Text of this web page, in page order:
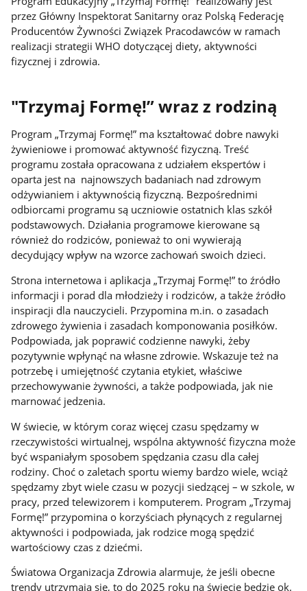
przez Główny Inspektorat Sanitarny oraz Polską Federację
Producentów Żywności Związek Pracodawców w ramach
realizacji strategii WHO dotyczącej diety, aktywności
fizycznej i zdrowia.
"Trzymaj Formę!” wraz z rodziną
Program „Trzymaj Formę!” ma kształtować dobre nawyki
żywieniowe i promować aktywność fizyczną. Treść
programu została opracowana z udziałem ekspertów i
oparta jest na najnowszych badaniach nad zdrowym
odżywianiem i aktywnością fizyczną. Bezpośrednimi
odbiorcami programu są uczniowie ostatnich klas szkół
podstawowych. Działania programowe kierowane są
również do rodziców, ponieważ to oni wywierają
decydujący wpływ na wzorce zachowań swoich dzieci.
Strona internetowa i aplikacja „Trzymaj Formę!” to źródło
informacji i porad dla młodzieży i rodziców, a także źródło
inspiracji dla nauczycieli. Przypomina m.in. o zasadach
zdrowego żywienia i zasadach komponowania posiłków.
Podpowiada, jak poprawić codzienne nawyki, żeby
pozytywnie wpłynąć na własne zdrowie. Wskazuje też na
potrzebę i umiejętność czytania etykiet, właściwe
przechowywanie żywności, a także podpowiada, jak nie
marnować jedzenia.
W świecie, w którym coraz więcej czasu spędzamy w
rzeczywistości wirtualnej, wspólna aktywność fizyczna może
być wspaniałym sposobem spędzania czasu dla całej
rodziny. Choć o zaletach sportu wiemy bardzo wiele, wciąż
spędzamy zbyt wiele czasu w pozycji siedzącej – w szkole, w
pracy, przed telewizorem i komputerem. Program „Trzymaj
Formę!” przypomina o korzyściach płynących z regularnej
aktywności i podpowiada, jak rodzice mogą spędzić
wartościowy czas z dziećmi.
Światowa Organizacja Zdrowia alarmuje, że jeśli obecne
trendy utrzymają się, to do 2025 roku na świecie będzie ok.